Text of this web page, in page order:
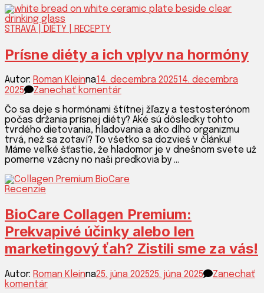
jedol
George
STRAVA | DIÉTY | RECEPTY
Prísne diéty a ich vplyv na hormóny
Autor: Roman Kleinna14. decembra 202514. decembra
2025
Zanechať komentárk
Prísne
diéty
a
ich
vplyv
na
Čo sa deje s hormónami štítnej žľazy a testosterónom
počas držania prísnej diéty? Aké sú dôsledky tohto
tvrdého dietovania, hladovania a ako dlho organizmu
trvá, než sa zotaví? To všetko sa dozvieš v článku!
Máme veľké šťastie, že hladomor je v dnešnom svete už
pomerne vzácny no naši predkovia by …
Recenzie
BioCare Collagen Premium:
Prekvapivé účinky alebo len
marketingový ťah? Zistili sme za vás!
Autor: Roman Kleinna25. júna 202525. júna 2025
Zanechať
komentárk